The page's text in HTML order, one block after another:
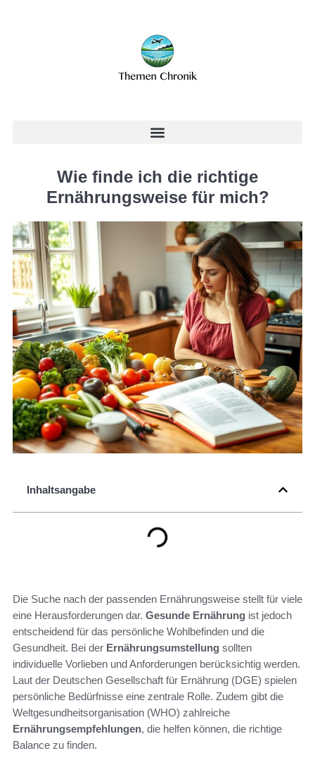
Wie finde ich die richtige
Ernährungsweise für mich?
Inhaltsangabe
Die Suche nach der passenden Ernährungsweise stellt für viele
eine Herausforderungen dar. Gesunde Ernährung ist jedoch
entscheidend für das persönliche Wohlbefinden und die
Gesundheit. Bei der Ernährungsumstellung sollten
individuelle Vorlieben und Anforderungen berücksichtig werden.
Laut der Deutschen Gesellschaft für Ernährung (DGE) spielen
persönliche Bedürfnisse eine zentrale Rolle. Zudem gibt die
Weltgesundheitsorganisation (WHO) zahlreiche
Ernährungsempfehlungen, die helfen können, die richtige
Balance zu finden.